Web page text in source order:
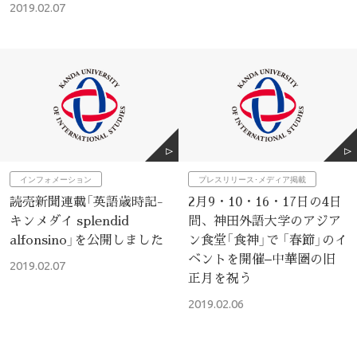
2019.02.07
インフォメーション
読売新聞連載「英語歳時記-
キンメダイ splendid
alfonsino」を公開しました
2019.02.07
プレスリリース･メディア掲載
2月9・10・16・17日の4日
間、神田外語大学のアジア
ン食堂「食神」で 「春節」のイ
ベントを開催–中華圏の旧
正月を祝う
2019.02.06